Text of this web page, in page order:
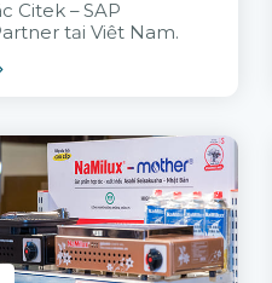
Citek – SAP
tại Việt Nam.